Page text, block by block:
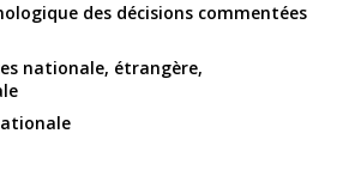
des décisions commentées
nationale, étrangère,